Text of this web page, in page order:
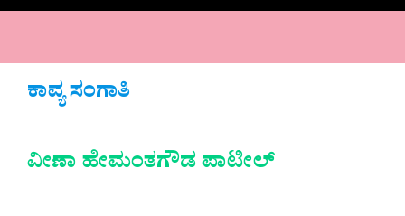
ಕಾವ್ಯ ಸಂಗಾತಿ
ವೀಣಾ ಹೇಮಂತಗೌಡ ಪಾಟೀಲ್